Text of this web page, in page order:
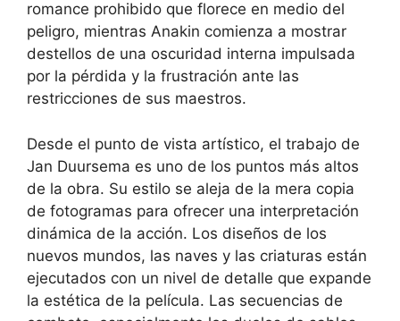
romance prohibido que florece en medio del
peligro, mientras Anakin comienza a mostrar
destellos de una oscuridad interna impulsada
por la pérdida y la frustración ante las
restricciones de sus maestros.
Desde el punto de vista artístico, el trabajo de
Jan Duursema es uno de los puntos más altos
de la obra. Su estilo se aleja de la mera copia
de fotogramas para ofrecer una interpretación
dinámica de la acción. Los diseños de los
nuevos mundos, las naves y las criaturas están
ejecutados con un nivel de detalle que expande
la estética de la película. Las secuencias de